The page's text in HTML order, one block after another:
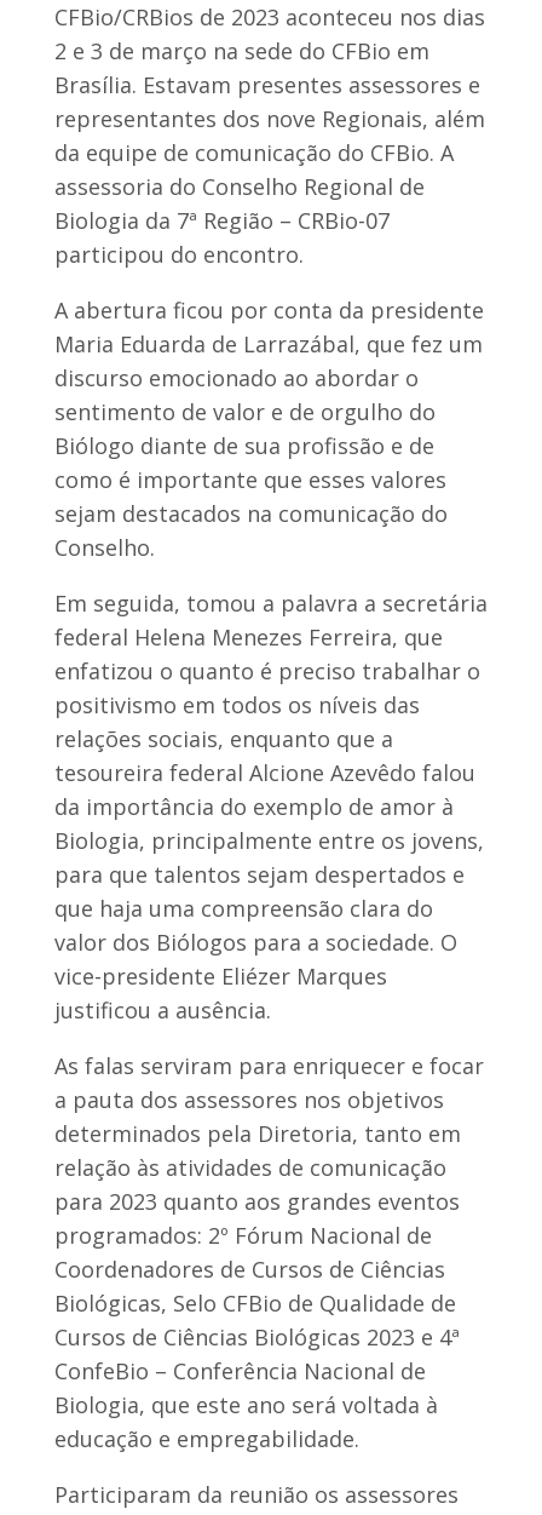
CFBio/CRBios de 2023 aconteceu nos dias
2 e 3 de março na sede do CFBio em
Brasília. Estavam presentes assessores e
representantes dos nove Regionais, além
da equipe de comunicação do CFBio. A
assessoria do Conselho Regional de
Biologia da 7ª Região – CRBio-07
participou do encontro.
A abertura ficou por conta da presidente
Maria Eduarda de Larrazábal, que fez um
discurso emocionado ao abordar o
sentimento de valor e de orgulho do
Biólogo diante de sua profissão e de
como é importante que esses valores
sejam destacados na comunicação do
Conselho.
Em seguida, tomou a palavra a secretária
federal Helena Menezes Ferreira, que
enfatizou o quanto é preciso trabalhar o
positivismo em todos os níveis das
relações sociais, enquanto que a
tesoureira federal Alcione Azevêdo falou
da importância do exemplo de amor à
Biologia, principalmente entre os jovens,
para que talentos sejam despertados e
que haja uma compreensão clara do
valor dos Biólogos para a sociedade. O
vice-presidente Eliézer Marques
justificou a ausência.
As falas serviram para enriquecer e focar
a pauta dos assessores nos objetivos
determinados pela Diretoria, tanto em
relação às atividades de comunicação
para 2023 quanto aos grandes eventos
programados: 2º Fórum Nacional de
Coordenadores de Cursos de Ciências
Biológicas, Selo CFBio de Qualidade de
Cursos de Ciências Biológicas 2023 e 4ª
ConfeBio – Conferência Nacional de
Biologia, que este ano será voltada à
educação e empregabilidade.
Participaram da reunião os assessores